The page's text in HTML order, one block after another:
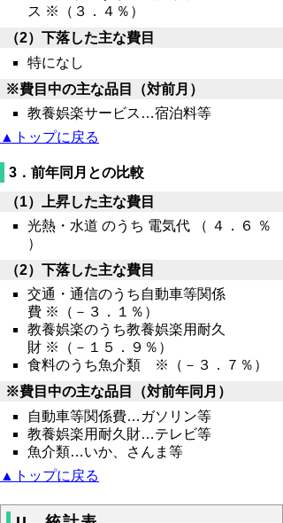
ス ※（３．４％）
（2）下落した主な費目
特になし
※費目中の主な品目（対前月）
教養娯楽サービス…宿泊料等
▲トップに戻る
3．前年同月との比較
（1）上昇した主な費目
光熱・水道 のうち 電気代 （ ４．６ ％
）
（2）下落した主な費目
交通・通信のうち自動車等関係
費 ※（－３．１％）
教養娯楽のうち教養娯楽用耐久
財 ※（－１５．９％）
食料のうち魚介類 ※（－３．７％）
※費目中の主な品目（対前年同月）
自動車等関係費…ガソリン等
教養娯楽用耐久財…テレビ等
魚介類…いか、さんま等
▲トップに戻る